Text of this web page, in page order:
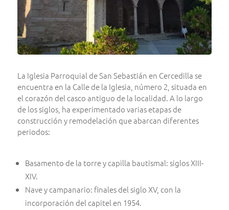
La Iglesia Parroquial de San Sebastián en Cercedilla se
encuentra en la Calle de la Iglesia, número 2, situada en
el corazón del casco antiguo de la localidad. A lo largo
de los siglos, ha experimentado varias etapas de
construcción y remodelación que abarcan diferentes
periodos:
Basamento de la torre y capilla bautismal: siglos XIII-
XIV.
Nave y campanario: finales del siglo XV, con la
incorporación del capitel en 1954.